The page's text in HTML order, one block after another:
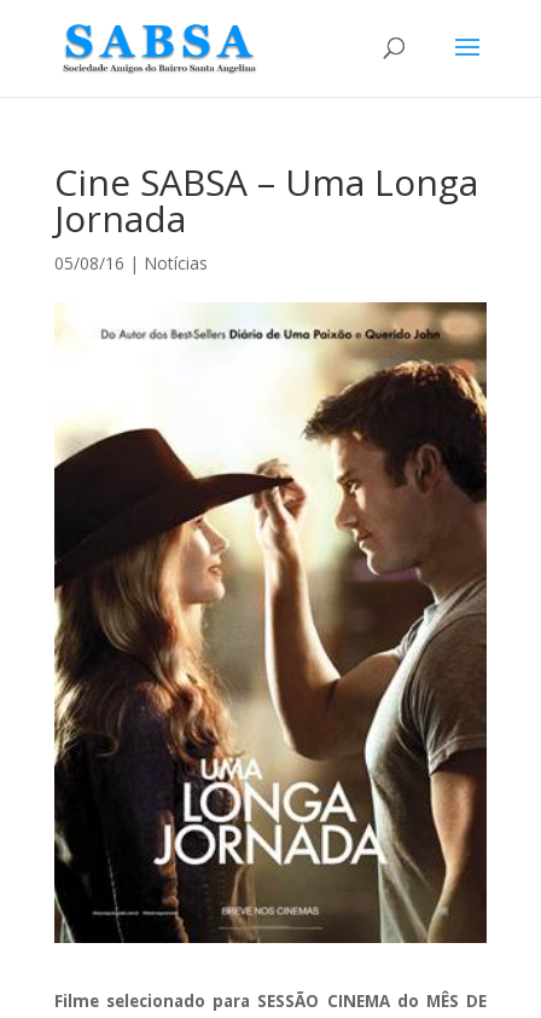
Cine SABSA – Uma Longa
Jornada
05/08/16 | Notícias
Filme selecionado para SESSÃO CINEMA do MÊS DE